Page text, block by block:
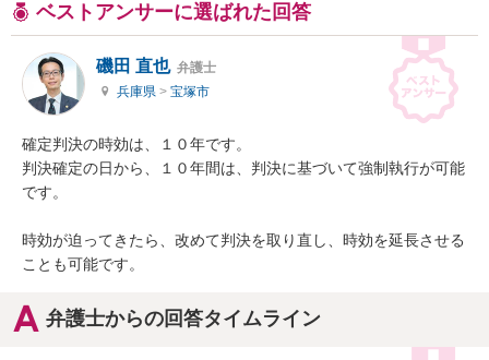
ベストアンサーに選ばれた回答
磯田 直也 弁護士
兵庫県 > 宝塚市
確定判決の時効は、１０年です。
判決確定の日から、１０年間は、判決に基づいて強制執行が可能
です。
時効が迫ってきたら、改めて判決を取り直し、時効を延長させる
ことも可能です。
弁護士からの回答タイムライン